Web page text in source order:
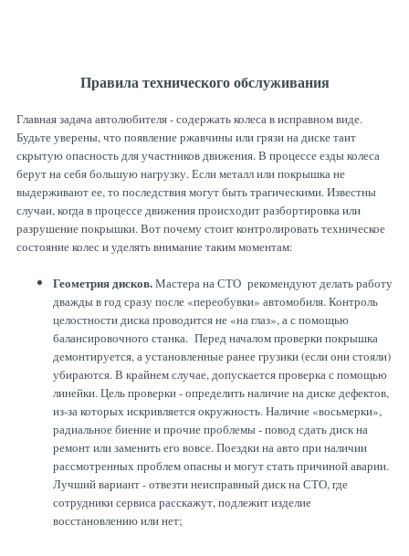
Правила технического обслуживания
Главная задача автолюбителя - содержать колеса в исправном виде.
Будьте уверены, что появление ржавчины или грязи на диске таит
скрытую опасность для участников движения. В процессе езды колеса
берут на себя большую нагрузку. Если металл или покрышка не
выдерживают ее, то последствия могут быть трагическими. Известны
случаи, когда в процессе движения происходит разбортировка или
разрушение покрышки. Вот почему стоит контролировать техническое
состояние колес и уделять внимание таким моментам:
Геометрия дисков.Мастера на СТО рекомендуют делать работу
дважды в год сразу после «переобувки» автомобиля. Контроль
целостности диска проводится не «на глаз», а с помощью
балансировочного станка. Перед началом проверки покрышка
демонтируется, а установленные ранее грузики (если они стояли)
убираются. В крайнем случае, допускается проверка с помощью
линейки. Цель проверки - определить наличие на диске дефектов,
из-за которых искривляется окружность. Наличие «восьмерки»,
радиальное биение и прочие проблемы - повод сдать диск на
ремонт или заменить его вовсе. Поездки на авто при наличии
рассмотренных проблем опасны и могут стать причиной аварии.
Лучший вариант - отвезти неисправный диск на СТО, где
сотрудники сервиса расскажут, подлежит изделие
восстановлению или нет;
ТОРМОЗНЫЕ КОЛОДКИ
ТОРМОЗНЫЕ ДИСКИ